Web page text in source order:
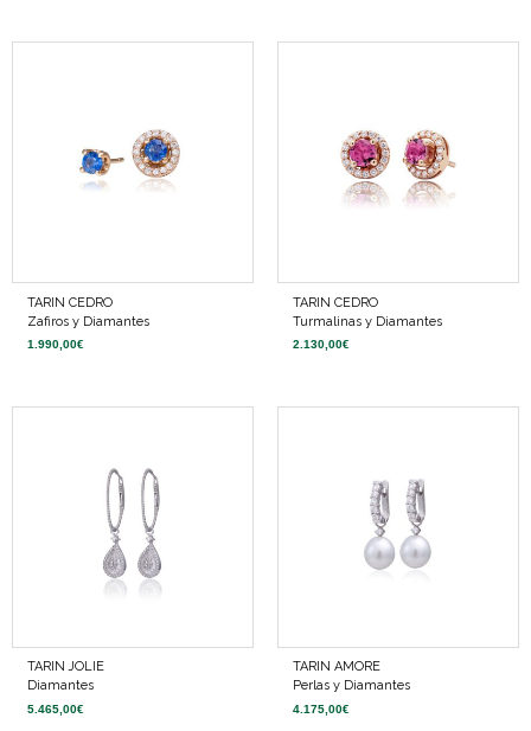
TARIN CEDRO
Zafiros y Diamantes
1.990,00€
TARIN CEDRO
Turmalinas y Diamantes
2.130,00€
TARIN JOLIE
Diamantes
5.465,00€
TARIN AMORE
Perlas y Diamantes
4.175,00€